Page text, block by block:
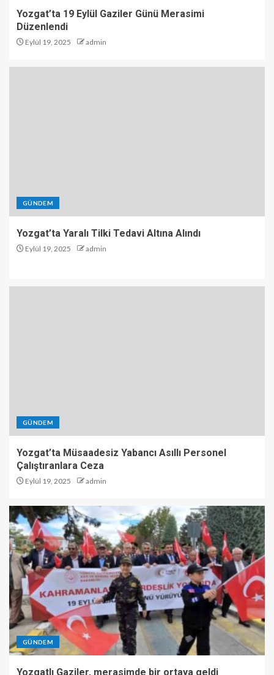
Yozgat’ta 19 Eylül Gaziler Günü Merasimi
Düzenlendi
Eylül 19, 2025 admin
GÜNDEM
Yozgat’ta Yaralı Tilki Tedavi Altına Alındı
Eylül 19, 2025 admin
GÜNDEM
Yozgat’ta Müsaadesiz Yabancı Asıllı Personel
Çalıştıranlara Ceza
Eylül 19, 2025 admin
GÜNDEM
Yozgatlı Gaziler, merasimde bir ortaya geldi